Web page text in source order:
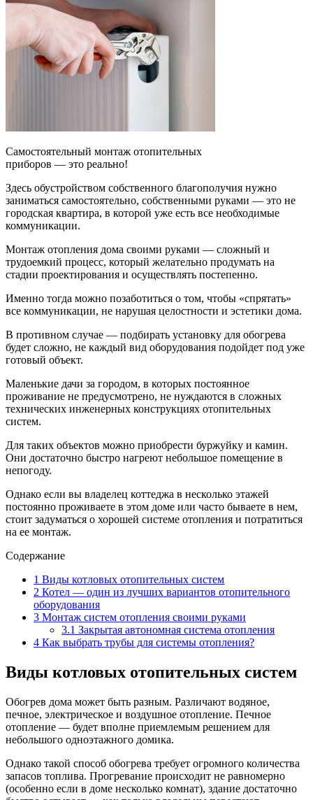
Самостоятельный монтаж отопительных
приборов — это реально!
Здесь обустройством собственного благополучия нужно
заниматься самостоятельно, собственными руками — это не
городская квартира, в которой уже есть все необходимые
коммуникации.
Монтаж отопления дома своими руками — сложный и
трудоемкий процесс, который желательно продумать на
стадии проектирования и осуществлять постепенно.
Именно тогда можно позаботиться о том, чтобы «спрятать»
все коммуникации, не нарушая целостности и эстетики дома.
В противном случае — подбирать установку для обогрева
будет сложно, не каждый вид оборудования подойдет под уже
готовый объект.
Маленькие дачи за городом, в которых постоянное
проживание не предусмотрено, не нуждаются в сложных
технических инженерных конструкциях отопительных
систем.
Для таких объектов можно приобрести буржуйку и камин.
Они достаточно быстро нагреют небольшое помещение в
непогоду.
Однако если вы владелец коттеджа в несколько этажей
постоянно проживаете в этом доме или часто бываете в нем,
стоит задуматься о хорошей системе отопления и потратиться
на ее монтаж.
Содержание
1 Виды котловых отопительных систем
2 Котел — один из лучших вариантов отопительного
оборудования
3 Монтаж систем отопления своими руками
3.1 Закрытая автономная система отопления
4 Как выбрать трубы для системы отопления?
Виды котловых отопительных систем
Обогрев дома может быть разным. Различают водяное,
печное, электрическое и воздушное отопление. Печное
отопление — будет вполне приемлемым решением для
небольшого одноэтажного домика.
Однако такой способ обогрева требует огромного количества
запасов топлива. Прогревание происходит не равномерно
(особенно если в доме несколько комнат), здание достаточно